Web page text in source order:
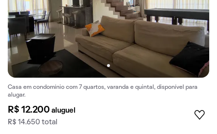
Casa em condomínio com 7 quartos, varanda e quintal, disponível para
alugar.
R$ 12.200aluguel
R$ 14.650 total